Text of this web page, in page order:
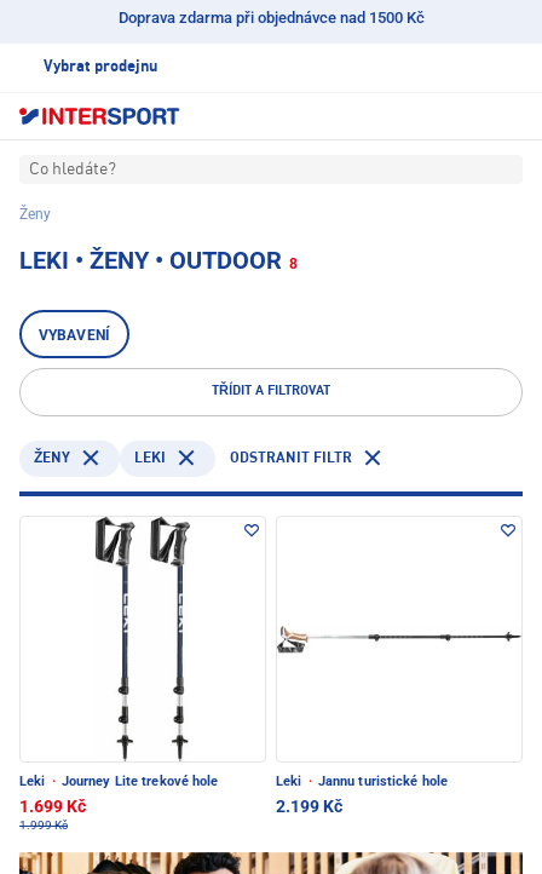
Doprava zdarma při objednávce nad 1500 Kč
Vybrat prodejnu
Co hledáte?
Ženy
LEKI • ŽENY • OUTDOOR 8
VYBAVENÍ
TŘÍDIT A FILTROVAT
ŽENY LEKI ODSTRANIT FILTR
Leki · Journey Lite trekové hole
1.699 Kč
1.999 Kč
Leki · Jannu turistické hole
2.199 Kč